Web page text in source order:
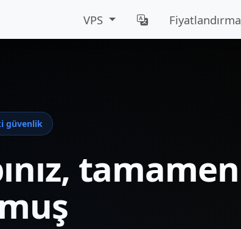
VPS Fiyatlandırma
güvenlik
tamamen